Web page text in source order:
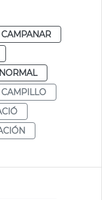
CAMPANAR
NORMAL
CAMPILLO